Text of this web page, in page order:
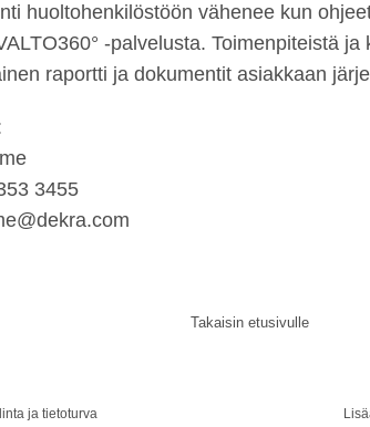
huoltohenkilöstöön vähenee kun
-palvelusta. Toimenpiteistä
raportti ja dokumentit asiakkaan
3455
Takaisin etusivulle
ja tietoturva